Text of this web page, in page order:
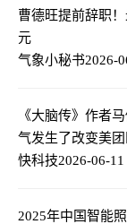
曹德旺提前辞职
元
气象小秘书2026-
《大脑传》作者
气发生了改变美
快科技2026-06-11
2025年中国智能